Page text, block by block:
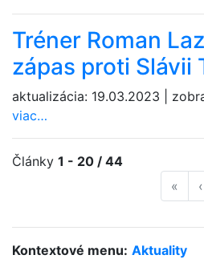
Kontextové menu: Aktuality
Tréner Roman
zápas proti Slávii
aktualizácia: 19.03.2023
viac…
Články 1 - 20 / 44
«
‹